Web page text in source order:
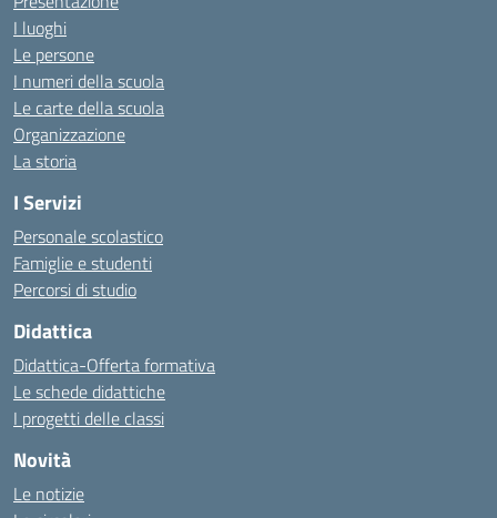
I luoghi
Le persone
I numeri della scuola
Le carte della scuola
Organizzazione
La storia
I Servizi
Personale scolastico
Famiglie e studenti
Percorsi di studio
Didattica
Didattica-Offerta formativa
Le schede didattiche
I progetti delle classi
Novità
Le notizie